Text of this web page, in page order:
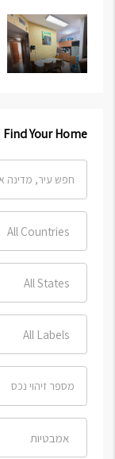
Find Your Home
All Countries
All States
All Labels
אמבטיות